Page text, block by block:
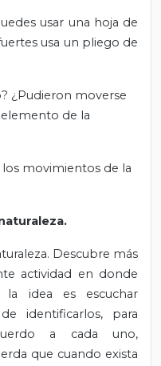
usar una hoja de
usa un pliego de
¿Pudieron moverse
de la
los movimientos de la
Descubre más
actividad en donde
idea es escuchar
identificarlos, para
a cada uno,
que cuando exista